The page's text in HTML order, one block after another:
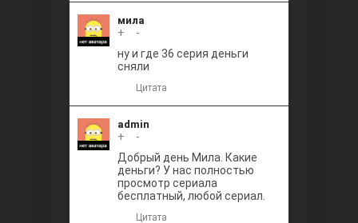
мила
+
-
ну и где 36 серия деньги
сняли
Цитата
admin
+
-
Добрый день Мила. Какие
деньги? У нас полностью
просмотр сериала
бесплатный, любой сериал.
Цитата